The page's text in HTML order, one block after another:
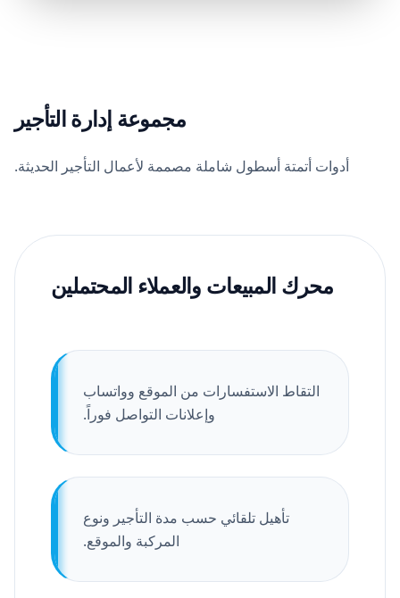
مجموعة إدارة التأجير
أدوات أتمتة أسطول شاملة مصممة لأعمال التأجير الحديثة.
محرك المبيعات والعملاء المحتملين
التقاط الاستفسارات من الموقع وواتساب
وإعلانات التواصل فوراً.
تأهيل تلقائي حسب مدة التأجير ونوع
المركبة والموقع.